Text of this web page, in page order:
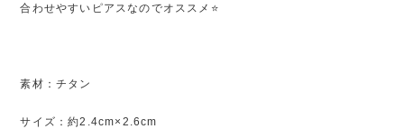
合わせやすいピアスなのでオススメ⭐️
素材：チタン
サイズ：約2.4cm×2.6cm